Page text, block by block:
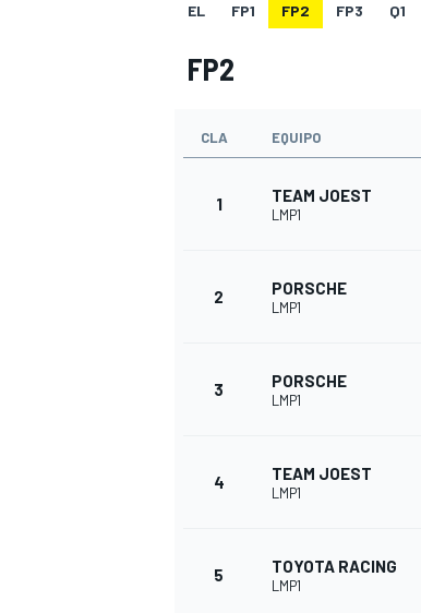
EL FP1 FP2 FP3 Q1
FP2
CLA EQUIPO
1 TEAM JOEST
LMP1
2 PORSCHE
LMP1
3 PORSCHE
LMP1
4 TEAM JOEST
LMP1
5 TOYOTA RACING
LMP1